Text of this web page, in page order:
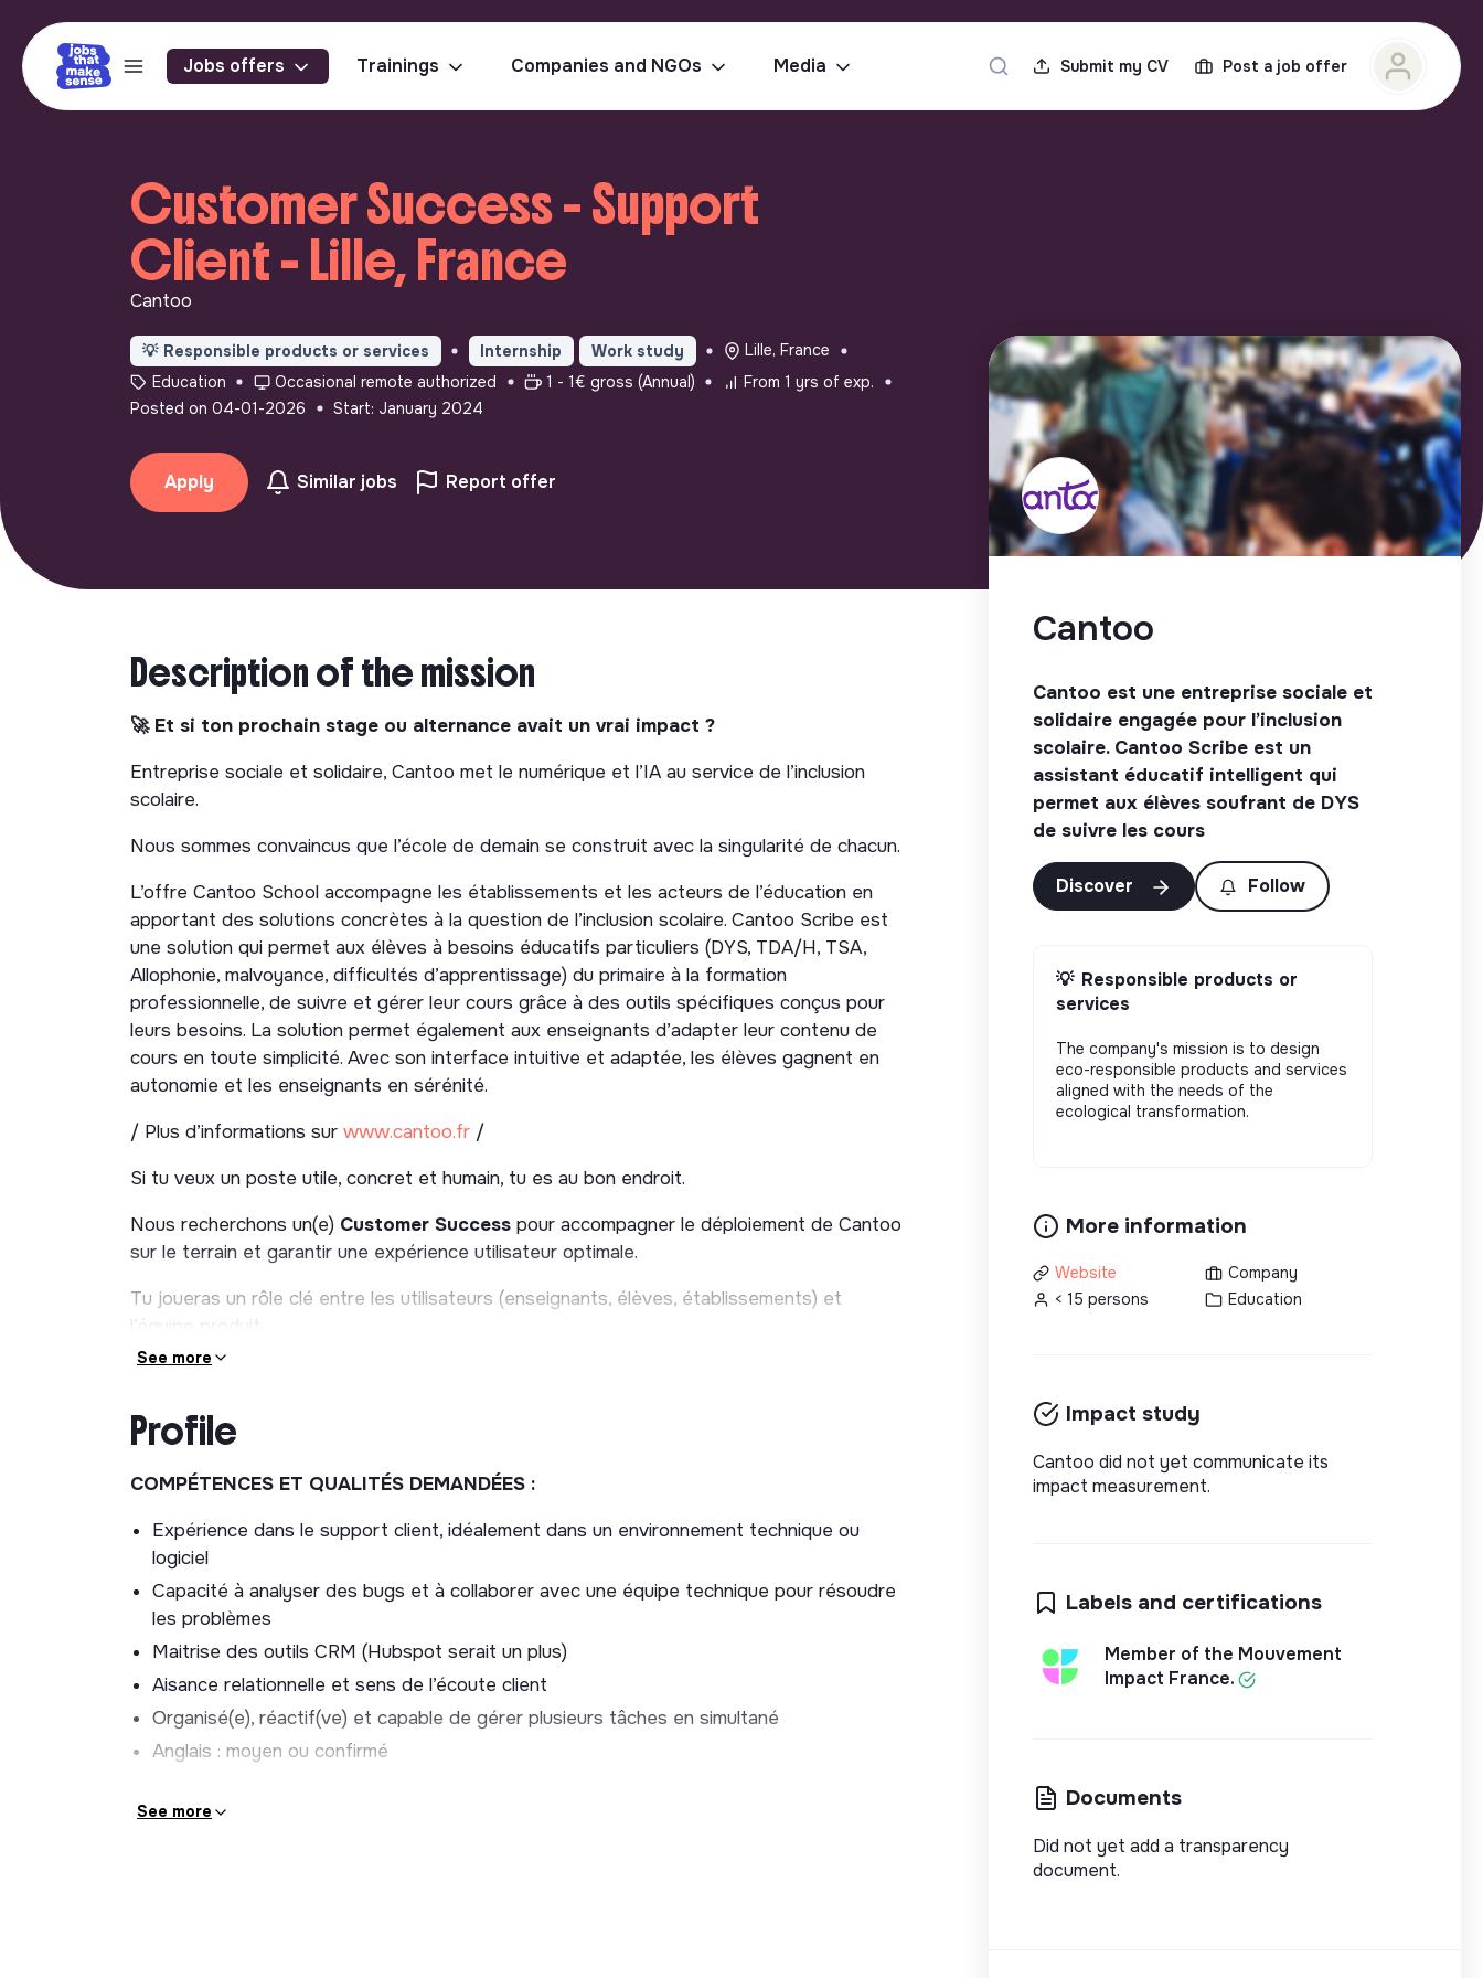
Jobs offers Trainings Companies and NGOs Media Submit my CV Post a job offer
Customer Success - Support
Client - Lille, France
Cantoo
💡 Responsible products or services Internship Work study
Lille, France
Education
Occasional remote authorized 1 - 1€ gross (Annual)
From 1 yrs of exp.
Posted on 04-01-2026
Start: January 2024
Apply Similar jobs Report offer
Description of the mission
🚀 Et si ton prochain stage ou alternance avait un vrai impact ?
Entreprise sociale et solidaire, Cantoo met le numérique et l’IA au service de l’inclusion
scolaire.
Nous sommes convaincus que l’école de demain se construit avec la singularité de chacun.
L’offre Cantoo School accompagne les établissements et les acteurs de l’éducation en
apportant des solutions concrètes à la question de l’inclusion scolaire. Cantoo Scribe est
une solution qui permet aux élèves à besoins éducatifs particuliers (DYS, TDA/H, TSA,
Allophonie, malvoyance, difficultés d’apprentissage) du primaire à la formation
professionnelle, de suivre et gérer leur cours grâce à des outils spécifiques conçus pour
leurs besoins. La solution permet également aux enseignants d’adapter leur contenu de
cours en toute simplicité. Avec son interface intuitive et adaptée, les élèves gagnent en
autonomie et les enseignants en sérénité.
/ Plus d’informations sur www.cantoo.fr /
Si tu veux un poste utile, concret et humain, tu es au bon endroit.
Nous recherchons un(e) Customer Success pour accompagner le déploiement de Cantoo
sur le terrain et garantir une expérience utilisateur optimale.
Tu joueras un rôle clé entre les utilisateurs (enseignants, élèves, établissements) et
l’équipe produit.
👉 Ton objectif :
assurer l’adoption, la satisfaction et l’impact pédagogique de nos solutions.
Ton rôle : accompagner, former et soutenir les enseignants et établissements pour qu’ils
tirent le meilleur de Cantoo.
Concrètement, tu vas :
🤝 Créer du lien
Accompagner les utilisateurs au quotidien (mail, visio, téléphone)
Construire une relation de confiance avec les enseignants, parents…
See more
Profile
COMPÉTENCES ET QUALITÉS DEMANDÉES :
Expérience dans le support client, idéalement dans un environnement technique ou
logiciel
Capacité à analyser des bugs et à collaborer avec une équipe technique pour résoudre
les problèmes
Maitrise des outils CRM (Hubspot serait un plus)
Aisance relationnelle et sens de l’écoute client
Organisé(e), réactif(ve) et capable de gérer plusieurs tâches en simultané
Anglais : moyen ou confirmé
See more
Cantoo
Cantoo est une entreprise sociale et
solidaire engagée pour l’inclusion
scolaire. Cantoo Scribe est un
assistant éducatif intelligent qui
permet aux élèves soufrant de DYS
de suivre les cours
Discover Follow
💡 Responsible products or
services
The company's mission is to design
eco-responsible products and services
aligned with the needs of the
ecological transformation.
More information
Website
Company
< 15 persons
Education
Impact study
Cantoo did not yet communicate its
impact measurement.
Labels and certifications
Member of the Mouvement
Impact France.
Documents
Did not yet add a transparency
document.